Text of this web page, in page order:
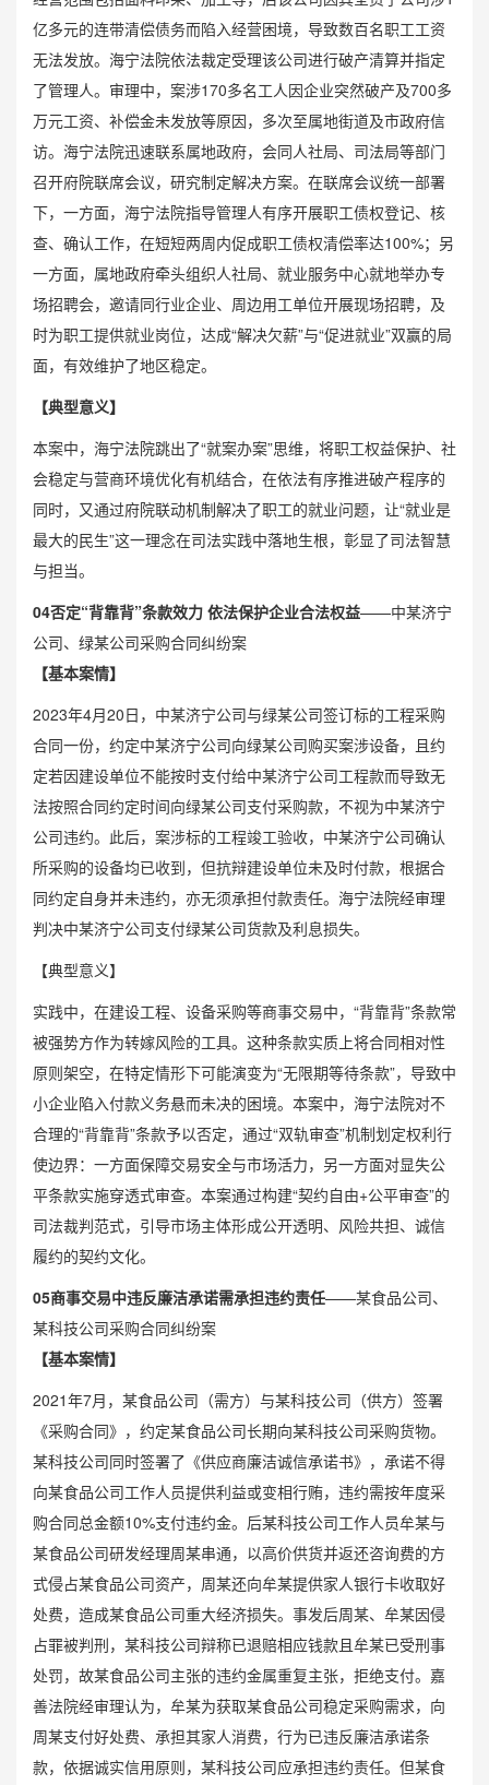
亿多元的连带清偿债务而陷入经营困境，导致数百名职工工资
无法发放。海宁法院依法裁定受理该公司进行破产清算并指定
了管理人。审理中，案涉170多名工人因企业突然破产及700多
万元工资、补偿金未发放等原因，多次至属地街道及市政府信
访。海宁法院迅速联系属地政府，会同人社局、司法局等部门
召开府院联席会议，研究制定解决方案。在联席会议统一部署
下，一方面，海宁法院指导管理人有序开展职工债权登记、核
查、确认工作，在短短两周内促成职工债权清偿率达100%；另
一方面，属地政府牵头组织人社局、就业服务中心就地举办专
场招聘会，邀请同行业企业、周边用工单位开展现场招聘，及
时为职工提供就业岗位，达成“解决欠薪”与“促进就业”双赢的局
面，有效维护了地区稳定。
【典型意义】
本案中，海宁法院跳出了“就案办案”思维，将职工权益保护、社
会稳定与营商环境优化有机结合，在依法有序推进破产程序的
同时，又通过府院联动机制解决了职工的就业问题，让“就业是
最大的民生”这一理念在司法实践中落地生根，彰显了司法智慧
与担当。
04否定“背靠背”条款效力 依法保护企业合法权益——中某济宁
公司、绿某公司采购合同纠纷案
【基本案情】
2023年4月20日，中某济宁公司与绿某公司签订标的工程采购
合同一份，约定中某济宁公司向绿某公司购买案涉设备，且约
定若因建设单位不能按时支付给中某济宁公司工程款而导致无
法按照合同约定时间向绿某公司支付采购款，不视为中某济宁
公司违约。此后，案涉标的工程竣工验收，中某济宁公司确认
所采购的设备均已收到，但抗辩建设单位未及时付款，根据合
同约定自身并未违约，亦无须承担付款责任。海宁法院经审理
判决中某济宁公司支付绿某公司货款及利息损失。
【典型意义】
实践中，在建设工程、设备采购等商事交易中，“背靠背”条款常
被强势方作为转嫁风险的工具。这种条款实质上将合同相对性
原则架空，在特定情形下可能演变为“无限期等待条款”，导致中
小企业陷入付款义务悬而未决的困境。本案中，海宁法院对不
合理的“背靠背”条款予以否定，通过“双轨审查”机制划定权利行
使边界：一方面保障交易安全与市场活力，另一方面对显失公
平条款实施穿透式审查。本案通过构建“契约自由+公平审查”的
司法裁判范式，引导市场主体形成公开透明、风险共担、诚信
履约的契约文化。
05商事交易中违反廉洁承诺需承担违约责任——某食品公司、
某科技公司采购合同纠纷案
【基本案情】
2021年7月，某食品公司（需方）与某科技公司（供方）签署
《采购合同》，约定某食品公司长期向某科技公司采购货物。
某科技公司同时签署了《供应商廉洁诚信承诺书》，承诺不得
向某食品公司工作人员提供利益或变相行贿，违约需按年度采
购合同总金额10%支付违约金。后某科技公司工作人员牟某与
某食品公司研发经理周某串通，以高价供货并返还咨询费的方
式侵占某食品公司资产，周某还向牟某提供家人银行卡收取好
处费，造成某食品公司重大经济损失。事发后周某、牟某因侵
占罪被判刑，某科技公司辩称已退赔相应钱款且牟某已受刑事
处罚，故某食品公司主张的违约金属重复主张，拒绝支付。嘉
善法院经审理认为，牟某为获取某食品公司稳定采购需求，向
周某支付好处费、承担其家人消费，行为已违反廉洁承诺条
款，依据诚实信用原则，某科技公司应承担违约责任。但某食